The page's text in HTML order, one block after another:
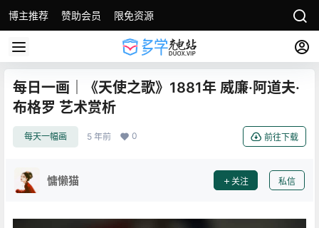
博主推荐 赞助会员 限免资源
每日一画｜《天使之歌》1881年 威廉·阿道夫·
布格罗 艺术赏析
每天一幅画 5 年前 0 前往下载
慵懒猫 关注 私信